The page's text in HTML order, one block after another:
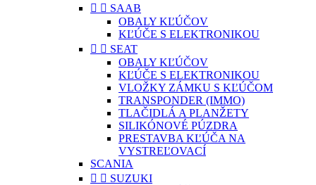
  SAAB
OBALY KĽÚČOV
KĽÚČE S ELEKTRONIKOU
  SEAT
OBALY KĽÚČOV
KĽÚČE S ELEKTRONIKOU
VLOŽKY ZÁMKU S KĽÚČOM
TRANSPONDER (IMMO)
TLAČIDLÁ A PLANŽETY
SILIKÓNOVÉ PÚZDRA
PRESTAVBA KĽÚČA NA
VYSTREĽOVACÍ
SCANIA
  SUZUKI